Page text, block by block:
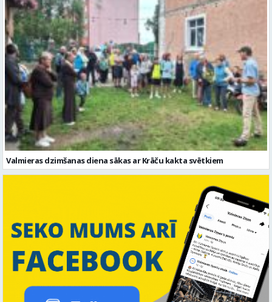
Valmieras dzimšanas diena sākas ar Krāču kakta svētkiem